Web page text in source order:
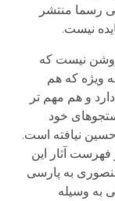
رسما منتشر
نیست.
روشن نیست که
ویژه که هم
و هم مهم تر
خود
نیافته است.
آثار این
به پارسی
به وسیله